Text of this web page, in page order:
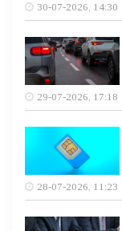
30-07-2026, 14:30
29-07-2026, 17:18
28-07-2026, 11:23